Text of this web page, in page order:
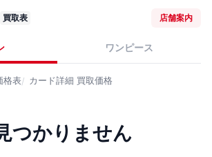
買取表 店舗案内
ワンピース
格表 カード詳細 買取価格
つかりません